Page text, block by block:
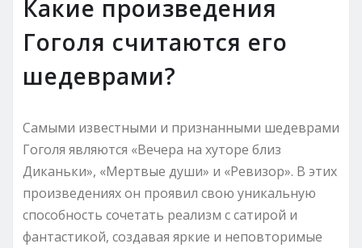
Какие произведения
Гоголя считаются его
шедеврами?
Самыми известными и признанными шедеврами
Гоголя являются «Вечера на хуторе близ
Диканьки», «Мертвые души» и «Ревизор». В этих
произведениях он проявил свою уникальную
способность сочетать реализм с сатирой и
фантастикой, создавая яркие и неповторимые